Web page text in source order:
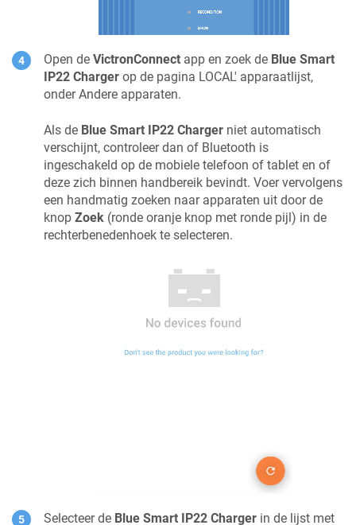
Open de VictronConnect app en zoek de Blue Smart
IP22 Charger op de pagina LOCAL' apparaatlijst,
onder Andere apparaten.
Als de Blue Smart IP22 Charger niet automatisch
verschijnt, controleer dan of Bluetooth is
ingeschakeld op de mobiele telefoon of tablet en of
deze zich binnen handbereik bevindt. Voer vervolgens
een handmatig zoeken naar apparaten uit door de
knop Zoek (ronde oranje knop met ronde pijl) in de
rechterbenedenhoek te selecteren.
Selecteer de Blue Smart IP22 Charger in de lijst met